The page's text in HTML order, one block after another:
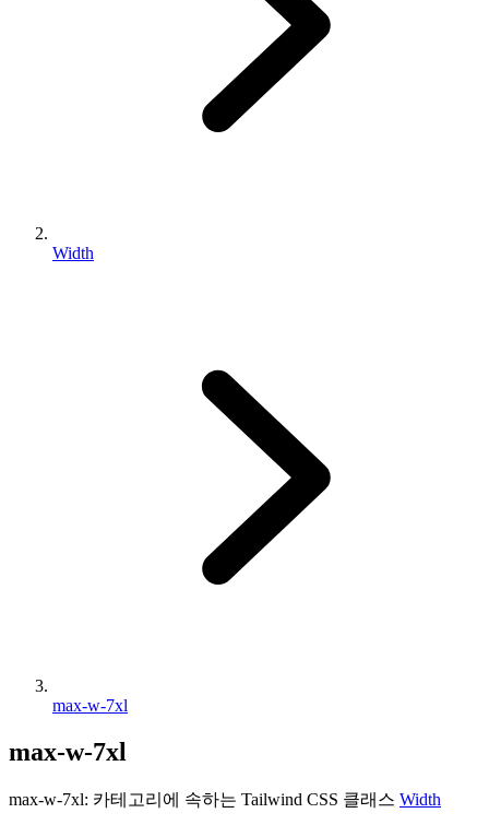
Width
max-w-7xl
max-w-7xl
max-w-7xl: 카테고리에 속하는 Tailwind CSS 클래스 Width